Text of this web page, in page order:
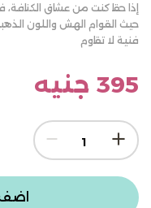
أتصل بنا
سياسة الألغاء أو والاسترجاع
تسجيل الدخول
إذا حقا كنت من عشاق
حيث القوام الهش واللون
فنية لا تقاوم
395 جنيه